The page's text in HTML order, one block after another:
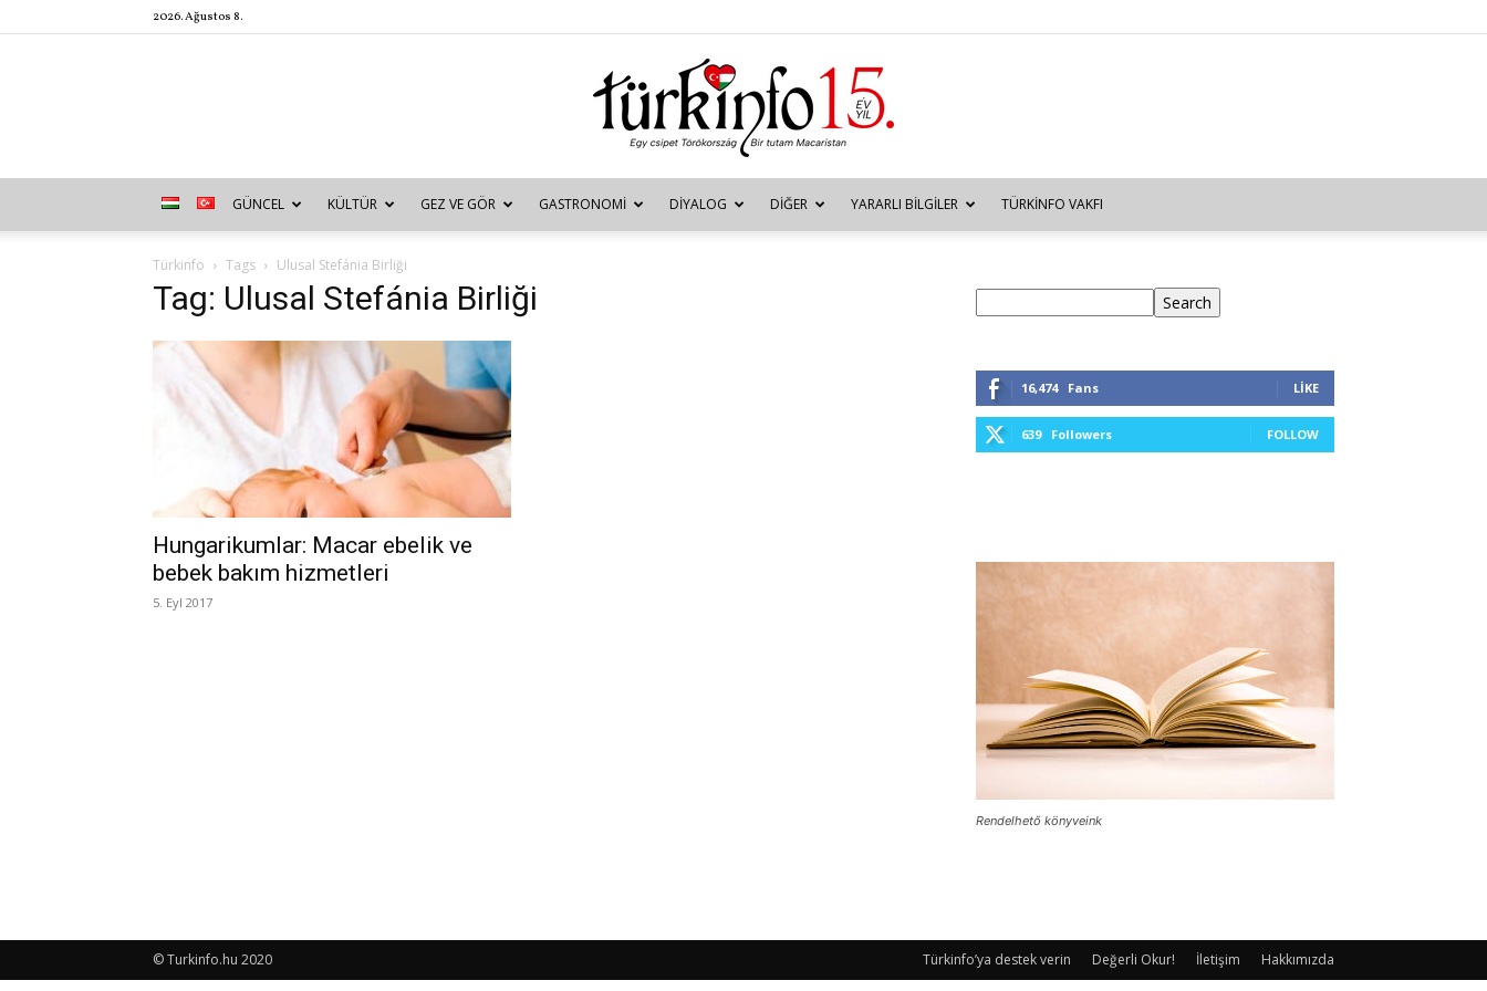
2026. Ağustos 8.
Türkinfo
GÜNCEL KÜLTÜR GEZ VE GÖR GASTRONOMI DIYALOG DIĞER YARARLI BILGILER TÜRKINFO VAKFI
Türkinfo Tags Ulusal Stefánia Birliği
Tag: Ulusal Stefánia Birliği
Hungarikumlar: Macar ebelik ve
bebek bakım hizmetleri
5. Eyl 2017
Search
16,474 Fans LIKE
639 Followers FOLLOW
Rendelhető könyveink
Türkinfo’ya destek verin Değerli Okur! İletişim Hakkımızda
© Turkinfo.hu 2020